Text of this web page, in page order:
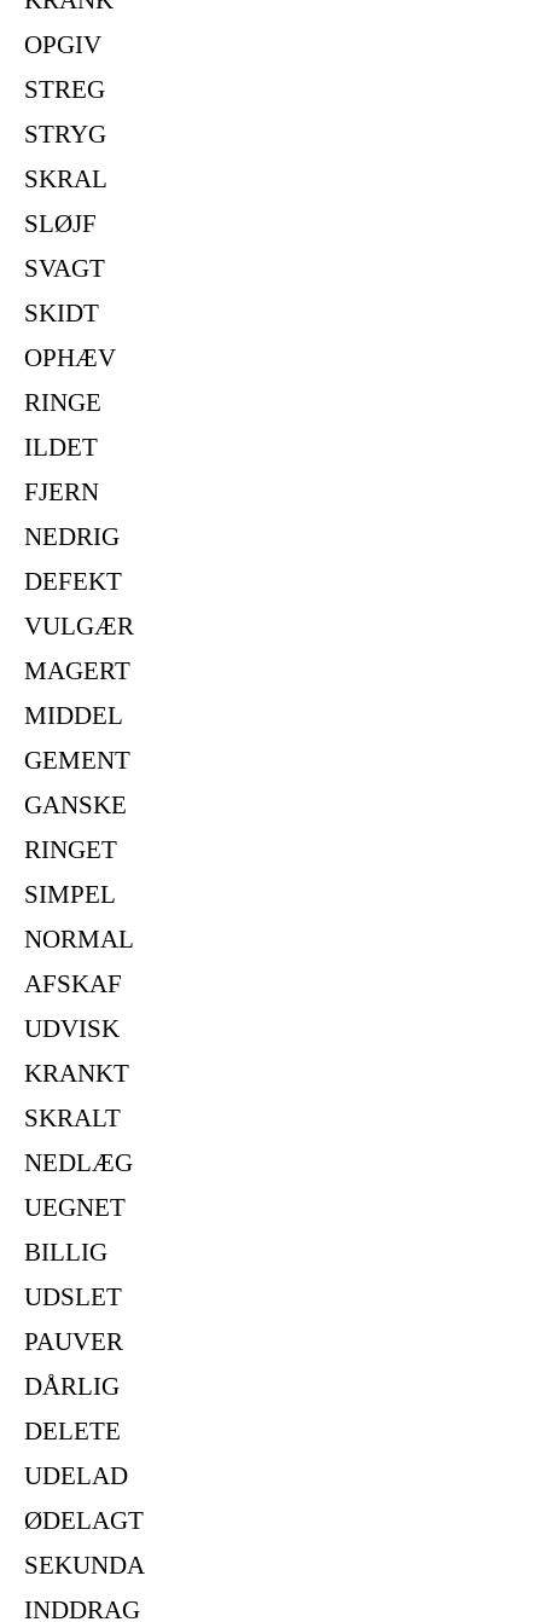
OPGIV
STREG
STRYG
SKRAL
SLØJF
SVAGT
SKIDT
OPHÆV
RINGE
ILDET
FJERN
NEDRIG
DEFEKT
VULGÆR
MAGERT
MIDDEL
GEMENT
GANSKE
RINGET
SIMPEL
NORMAL
AFSKAF
UDVISK
KRANKT
SKRALT
NEDLÆG
UEGNET
BILLIG
UDSLET
PAUVER
DÅRLIG
DELETE
UDELAD
ØDELAGT
SEKUNDA
INDDRAG